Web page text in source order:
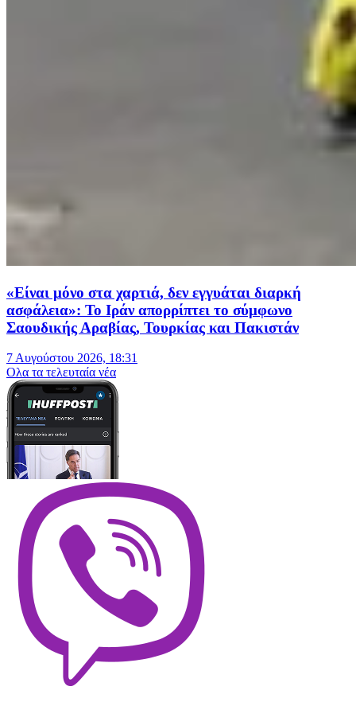
«Είναι μόνο στα χαρτιά, δεν εγγυάται διαρκή
ασφάλεια»: Το Ιράν απορρίπτει το σύμφωνο
Σαουδικής Αραβίας, Τουρκίας και Πακιστάν
7 Αυγούστου 2026, 18:31
Oλα τα τελευταία νέα